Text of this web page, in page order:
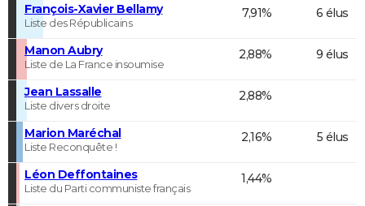
François-Xavier Bellamy
Liste des Républicains
7,91% 6 élus
Manon Aubry
Liste de La France insoumise
2,88% 9 élus
Jean Lassalle
Liste divers droite
2,88%
Marion Maréchal
Liste Reconquête !
2,16% 5 élus
Léon Deffontaines
Liste du Parti communiste français
1,44%